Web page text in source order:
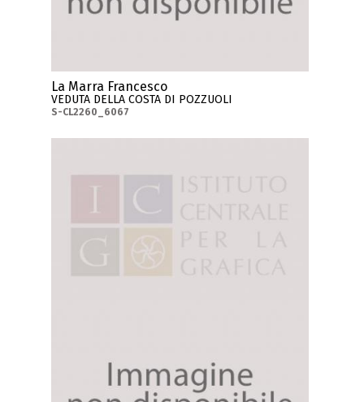
La Marra Francesco
VEDUTA DELLA COSTA DI POZZUOLI
S-CL2260_6067